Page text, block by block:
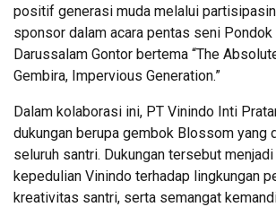
positif generasi muda melalui
sponsor dalam acara pentas seni
Darussalam Gontor bertema “The
Gembira, Impervious Generation.”
Dalam kolaborasi ini, PT Vinindo Inti
dukungan berupa gembok Blossom yang
seluruh santri. Dukungan tersebut
kepedulian Vinindo terhadap lingkungan
kreativitas santri, serta semangat